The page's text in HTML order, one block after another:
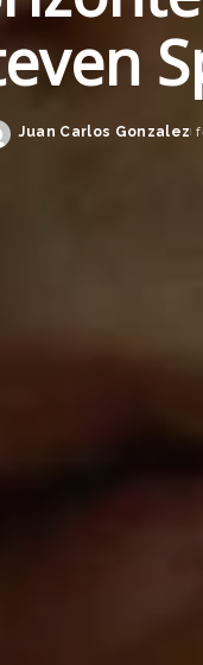
Posted
Juan Carlos Gonzalez